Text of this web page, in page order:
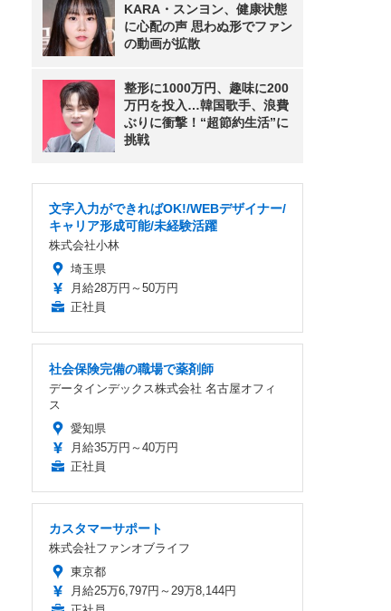
KARA・スンヨン、健康状態
に心配の声 思わぬ形でファン
の動画が拡散
整形に1000万円、趣味に200
万円を投入…韓国歌手、浪費
ぶりに衝撃！“超節約生活”に
挑戦
文字入力ができればOK!/WEBデザイナー/
キャリア形成可能/未経験活躍
株式会社小林
埼玉県
月給28万円～50万円
正社員
社会保険完備の職場で薬剤師
データインデックス株式会社 名古屋オフィ
ス
愛知県
月給35万円～40万円
正社員
カスタマーサポート
株式会社ファンオブライフ
東京都
月給25万6,797円～29万8,144円